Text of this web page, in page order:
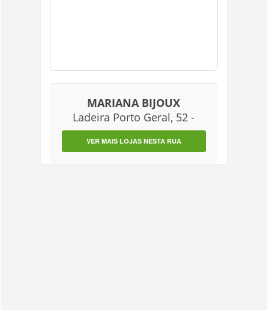
MARIANA BIJOUX
Ladeira Porto Geral, 52 -
VER MAIS LOJAS NESTA RUA